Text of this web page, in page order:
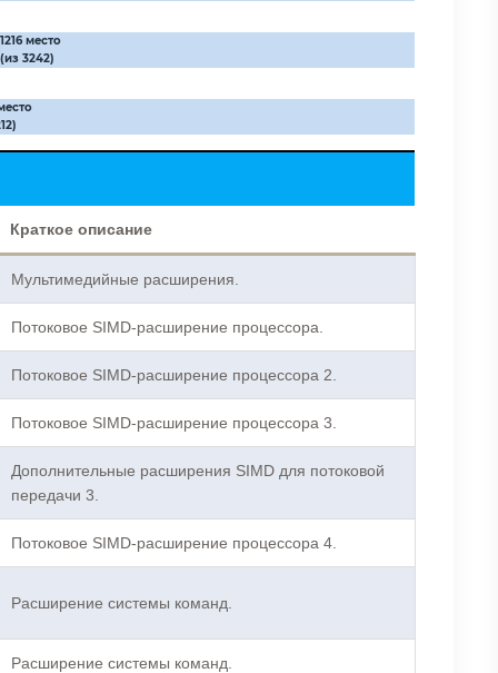
1216 место
(из 3242)
Краткое описание
Мультимедийные расширения.
Потоковое SIMD-расширение процессора.
Потоковое SIMD-расширение процессора 2.
Потоковое SIMD-расширение процессора 3.
Дополнительные расширения SIMD для потоковой
передачи 3.
Потоковое SIMD-расширение процессора 4.
Расширение системы команд.
Расширение системы команд.